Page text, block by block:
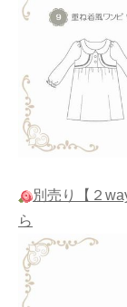
別売り【２
ら